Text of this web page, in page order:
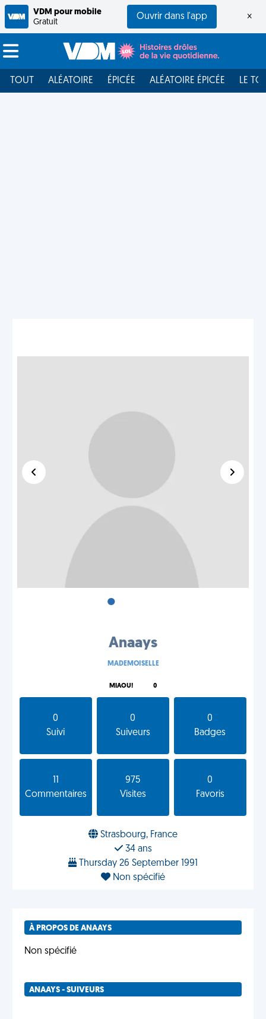
VDM pour mobile
Gratuit
Ouvrir dans l'app ×
TOUT ALÉATOIRE ÉPICÉE ALÉATOIRE ÉPICÉE LE
•
Anaays
MADEMOISELLE
MIAOU! 0
0
Suivi
0
Suiveurs
0
Badges
Commentaires
975
Visites
0
Favoris
Strasbourg, France
34 ans
Thursday 26 September 1991
Non spécifié
À PROPOS DE ANAAYS
Non spécifié
ANAAYS - SUIVEURS